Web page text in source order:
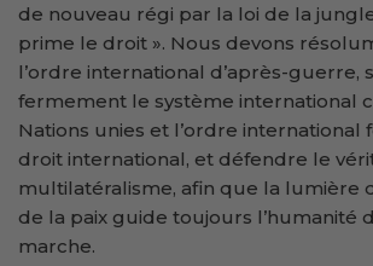
de nouveau régi par la loi de la
prime le droit ». Nous devons
l’ordre international d’après-guerre,
fermement le système international
Nations unies et l’ordre international
droit international, et défendre le
multilatéralisme, afin que la lumière
de la paix guide toujours l’humanité
marche.